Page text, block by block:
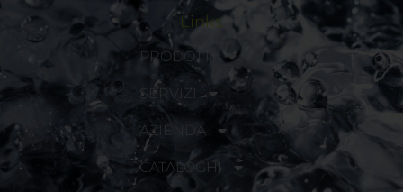
Links
PRODOTTI
SERVIZI
AZIENDA
CATALOGHI